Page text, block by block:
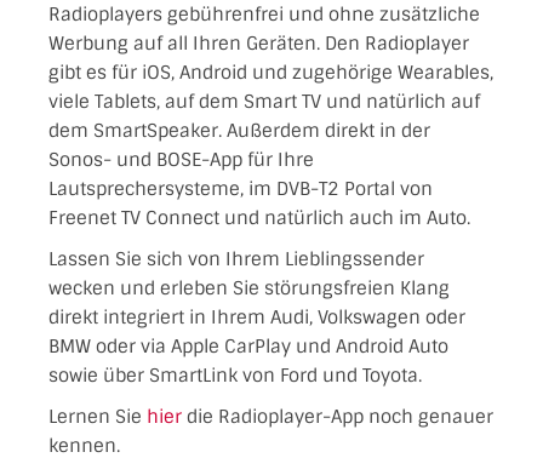
Radioplayers gebührenfrei und ohne zusätzliche
Werbung auf all Ihren Geräten. Den Radioplayer
gibt es für iOS, Android und zugehörige Wearables,
viele Tablets, auf dem Smart TV und natürlich auf
dem SmartSpeaker. Außerdem direkt in der
Sonos- und BOSE-App für Ihre
Lautsprechersysteme, im DVB-T2 Portal von
Freenet TV Connect und natürlich auch im Auto.
Lassen Sie sich von Ihrem Lieblingssender
wecken und erleben Sie störungsfreien Klang
direkt integriert in Ihrem Audi, Volkswagen oder
BMW oder via Apple CarPlay und Android Auto
sowie über SmartLink von Ford und Toyota.
Lernen Sie hier die Radioplayer-App noch genauer
kennen.